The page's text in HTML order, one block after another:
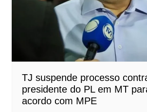
TJ suspende processo
presidente do PL em MT
acordo com MPE